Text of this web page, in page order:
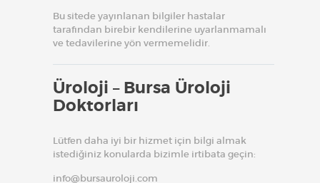
Bu sitede yayınlanan bilgiler hastalar
tarafından birebir kendilerine uyarlanmamalı
ve tedavilerine yön vermemelidir.
Üroloji – Bursa Üroloji
Doktorları
Lütfen daha iyi bir hizmet için bilgi almak
istediğiniz konularda bizimle irtibata geçin:
info@bursauroloji.com